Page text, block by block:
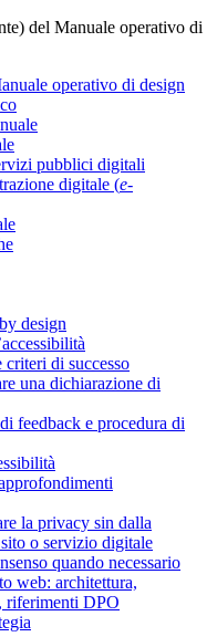
del Manuale operativo di
operativo di design
pubblici digitali
digitale (e-
design
di successo
una dichiarazione di
feedback e procedura di
la privacy sin dalla
o servizio digitale
quando necessario
web: architettura,
riferimenti DPO